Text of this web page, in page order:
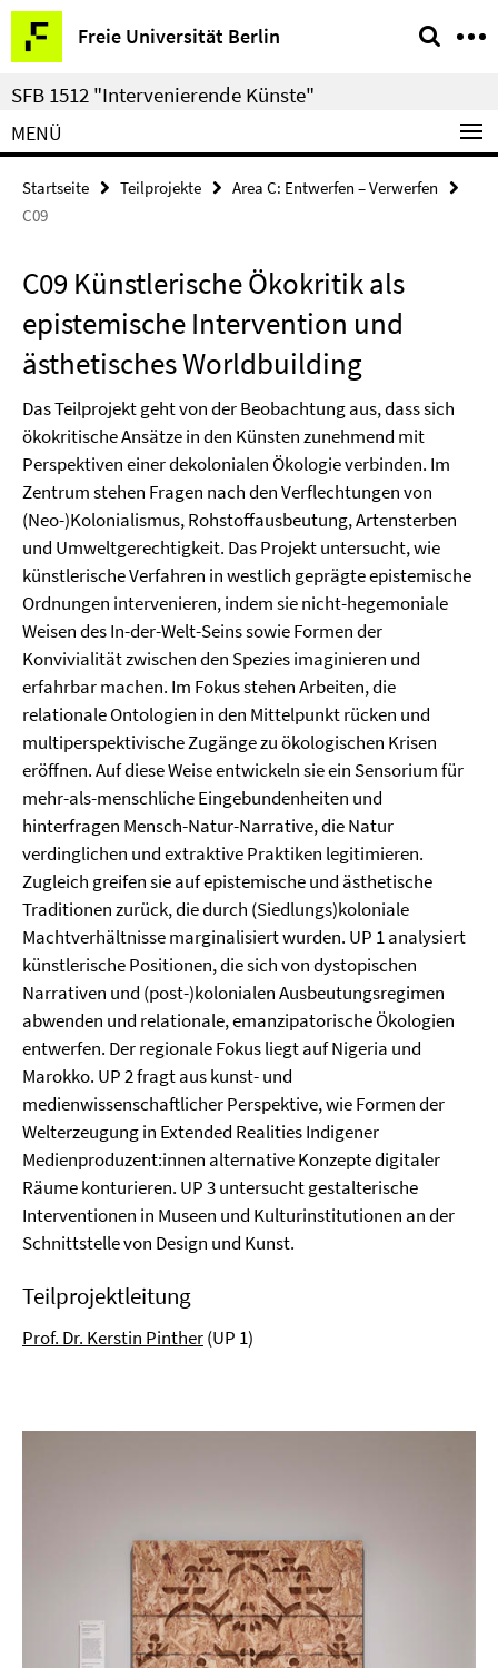
Springe
direkt
zu
Inhalt
Freie Universität Berlin
Service-
Navigation
SFB 1512 "Intervenierende Künste"
MENÜ
Startseite Teilprojekte
Area C: Entwerfen – Verwerfen
C09
C09 Künstlerische Ökokritik als
epistemische Intervention und
ästhetisches Worldbuilding
Das Teilprojekt geht von der Beobachtung aus, dass sich
ökokritische Ansätze in den Künsten zunehmend mit
Perspektiven einer dekolonialen Ökologie verbinden. Im
Zentrum stehen Fragen nach den Verflechtungen von
(Neo-)Kolonialismus, Rohstoffausbeutung, Artensterben
und Umweltgerechtigkeit. Das Projekt untersucht, wie
künstlerische Verfahren in westlich geprägte epistemische
Ordnungen intervenieren, indem sie nicht-hegemoniale
Weisen des In-der-Welt-Seins sowie Formen der
Konvivialität zwischen den Spezies imaginieren und
erfahrbar machen. Im Fokus stehen Arbeiten, die
relationale Ontologien in den Mittelpunkt rücken und
multiperspektivische Zugänge zu ökologischen Krisen
eröffnen. Auf diese Weise entwickeln sie ein Sensorium für
mehr-als-menschliche Eingebundenheiten und
hinterfragen Mensch-Natur-Narrative, die Natur
verdinglichen und extraktive Praktiken legitimieren.
Zugleich greifen sie auf epistemische und ästhetische
Traditionen zurück, die durch (Siedlungs)koloniale
Machtverhältnisse marginalisiert wurden. UP 1 analysiert
künstlerische Positionen, die sich von dystopischen
Narrativen und (post-)kolonialen Ausbeutungsregimen
abwenden und relationale, emanzipatorische Ökologien
entwerfen. Der regionale Fokus liegt auf Nigeria und
Marokko. UP 2 fragt aus kunst- und
medienwissenschaftlicher Perspektive, wie Formen der
Welterzeugung in Extended Realities Indigener
Medienproduzent:innen alternative Konzepte digitaler
Räume konturieren. UP 3 untersucht gestalterische
Interventionen in Museen und Kulturinstitutionen an der
Schnittstelle von Design und Kunst.
Teilprojektleitung
Prof. Dr. Kerstin Pinther(UP 1)